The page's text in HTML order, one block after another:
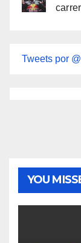
Tweets por
YOU